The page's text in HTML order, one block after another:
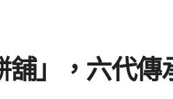
舖」，六代